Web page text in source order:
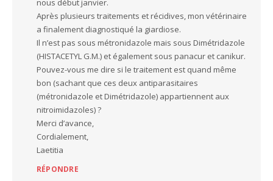
nous début janvier.
Après plusieurs traitements et récidives, mon vétérinaire
a finalement diagnostiqué la giardiose.
Il n’est pas sous métronidazole mais sous Dimétridazole
(HISTACETYL G.M.) et également sous panacur et canikur.
Pouvez-vous me dire si le traitement est quand même
bon (sachant que ces deux antiparasitaires
(métronidazole et Dimétridazole) appartiennent aux
nitroimidazoles) ?
Merci d’avance,
Cordialement,
Laetitia
RÉPONDRE